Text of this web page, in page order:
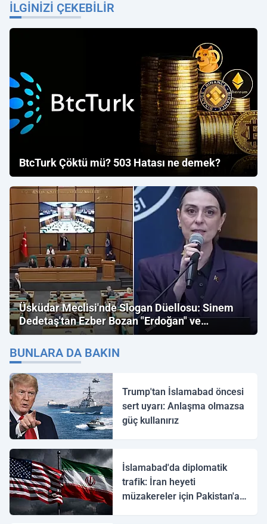
İLGINIZI ÇEKEBILIR
BtcTurk Çöktü mü? 503 Hatası ne demek?
Üsküdar Meclisi'nde Slogan Düellosu: Sinem
Dedetaş'tan Ezber Bozan "Erdoğan" ve
"İmamoğlu" Çıkışı!
BUNLARA DA BAKIN
Trump'tan İslamabad öncesi
sert uyarı: Anlaşma olmazsa
güç kullanırız
İslamabad'da diplomatik
trafik: İran heyeti
müzakereler için Pakistan'a